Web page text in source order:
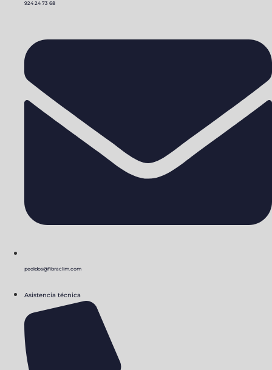
924 24 73 68
pedidos@fibraclim.com
Asistencia técnica